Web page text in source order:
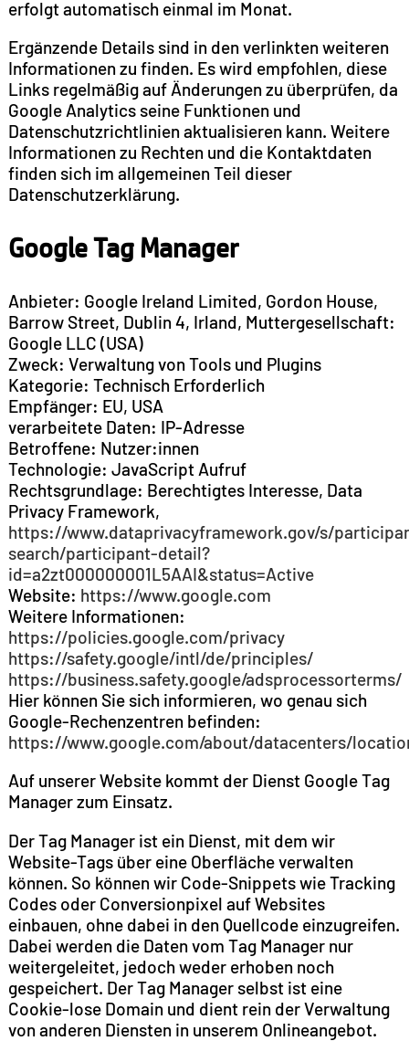
erfolgt automatisch einmal im Monat.
Ergänzende Details sind in den verlinkten weiteren
Informationen zu finden. Es wird empfohlen, diese
Links regelmäßig auf Änderungen zu überprüfen, da
Google Analytics seine Funktionen und
Datenschutzrichtlinien aktualisieren kann. Weitere
Informationen zu Rechten und die Kontaktdaten
finden sich im allgemeinen Teil dieser
Datenschutzerklärung.
Google Tag Manager
Anbieter: Google Ireland Limited, Gordon House,
Barrow Street, Dublin 4, Irland, Muttergesellschaft:
Google LLC (USA)
Zweck: Verwaltung von Tools und Plugins
Kategorie: Technisch Erforderlich
Empfänger: EU, USA
verarbeitete Daten: IP-Adresse
Betroffene: Nutzer:innen
Technologie: JavaScript Aufruf
Rechtsgrundlage: Berechtigtes Interesse, Data
Privacy Framework,
https://www.dataprivacyframework.gov/s/
search/participant-detail?
id=a2zt000000001L5AAI&status=Active
Website: https://www.google.com
Weitere Informationen:
https://policies.google.com/privacy
https://safety.google/intl/de/principles/
https://business.safety.google/adsprocessorterms/
Hier können Sie sich informieren, wo genau sich
Google-Rechenzentren befinden:
https://www.google.com/about/datacenters/
Auf unserer Website kommt der Dienst Google Tag
Manager zum Einsatz.
Der Tag Manager ist ein Dienst, mit dem wir
Website-Tags über eine Oberfläche verwalten
können. So können wir Code-Snippets wie Tracking
Codes oder Conversionpixel auf Websites
einbauen, ohne dabei in den Quellcode einzugreifen.
Dabei werden die Daten vom Tag Manager nur
weitergeleitet, jedoch weder erhoben noch
gespeichert. Der Tag Manager selbst ist eine
Cookie-lose Domain und dient rein der Verwaltung
von anderen Diensten in unserem Onlineangebot.